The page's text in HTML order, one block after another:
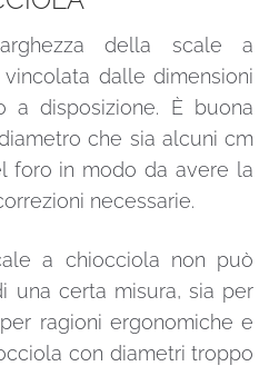
della scale a
dalle dimensioni
disposizione. È buona
che sia alcuni cm
foro in modo da avere la
necessarie.
a chiocciola non può
una certa misura, sia per
ragioni ergonomiche e
con diametri troppo